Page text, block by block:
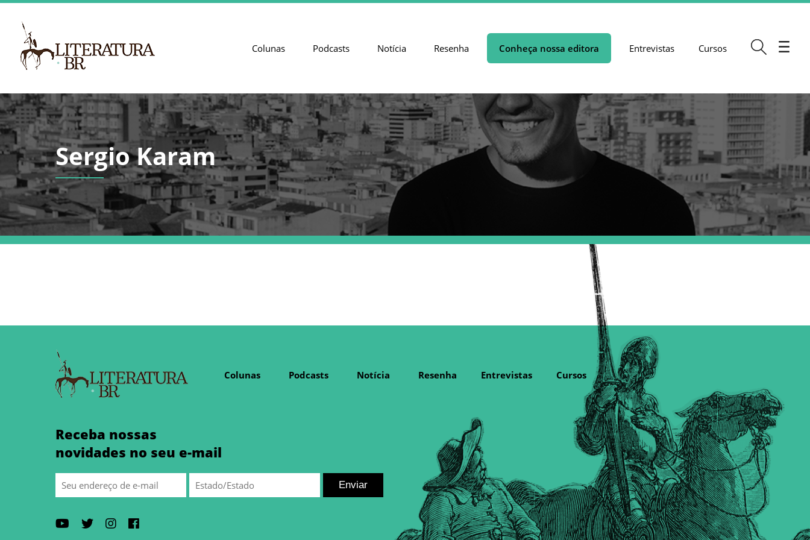
Colunas Podcasts Notícia Resenha Conheça nossa editora Entrevistas Cursos
Sergio Karam
Colunas Podcasts Notícia Resenha Entrevistas Cursos
Receba nossas
novidades no seu e-mail
Enviar